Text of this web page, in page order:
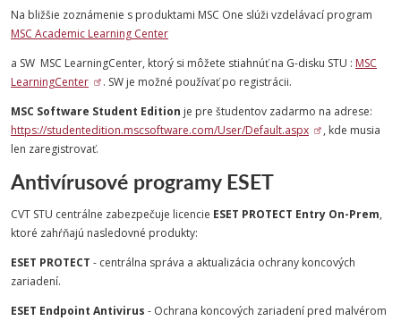
Na bližšie zoznámenie s produktami MSC One slúži vzdelávací program
MSC Academic Learning Center
a SW MSC LearningCenter, ktorý si môžete stiahnúť na G-disku STU : MSC
LearningCenter
. SW je možné používať po registrácii.
MSC Software Student Edition je pre študentov zadarmo na adrese:
https://studentedition.mscsoftware.com/User/Default.aspx
, kde musia
len zaregistrovať.
Antivírusové programy ESET
CVT STU centrálne zabezpečuje licencie ESET PROTECT Entry On-Prem,
ktoré zahŕňajú nasledovné produkty:
ESET PROTECT - centrálna správa a aktualizácia ochrany koncových
zariadení.
ESET Endpoint Antivirus - Ochrana koncových zariadení pred malvérom